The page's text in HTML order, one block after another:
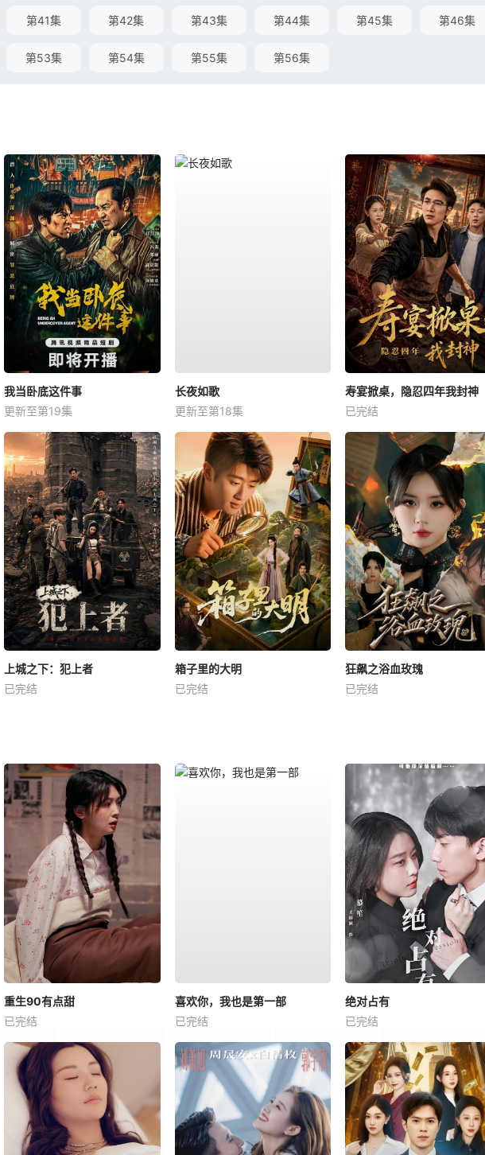
第41集 第42集 第43集 第44集 第45集 第46集
第53集 第54集 第55集 第56集
我当卧底这件事
更新至第19集
长夜如歌
更新至第18集
寿宴掀桌，隐忍四年我封神
已完结
上城之下：犯上者
已完结
箱子里的大明
已完结
狂飙之浴血玫瑰
已完结
重生90有点甜
已完结
喜欢你，我也是第一部
已完结
绝对占有
已完结